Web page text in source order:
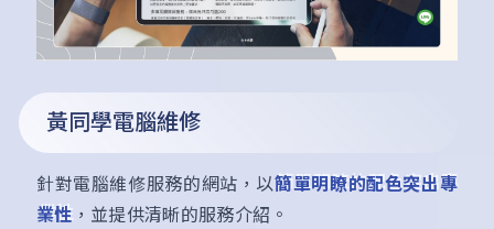
黃同學電腦維修
針對電腦維修服務的網站，以簡單明瞭的配色突出專
業性，並提供清晰的服務介紹。